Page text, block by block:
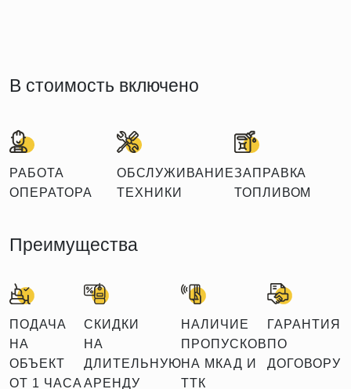
В стоимость включено
РАБОТА
ОПЕРАТОРА
ОБСЛУЖИВАНИЕ
ТЕХНИКИ
ЗАПРАВКА
ТОПЛИВОМ
Преимущества
ПОДАЧА
НА
ОБЪЕКТ
ОТ 1 ЧАСА
СКИДКИ
НА
ДЛИТЕЛЬНУЮ
АРЕНДУ
НАЛИЧИЕ
ПРОПУСКОВ
НА МКАД И
ТТК
ГАРАНТИЯ
ПО
ДОГОВОРУ